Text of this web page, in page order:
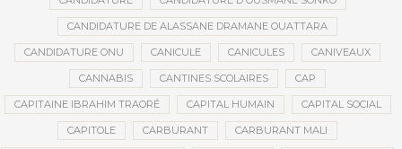
CANDIDATURE DE ALASSANE DRAMANE OUATTARA
CANDIDATURE ONU CANICULE CANICULES CANIVEAUX
CANNABIS CANTINES SCOLAIRES CAP
CAPITAINE IBRAHIM TRAORÉ CAPITAL HUMAIN CAPITAL SOCIAL
CAPITOLE CARBURANT CARBURANT MALI